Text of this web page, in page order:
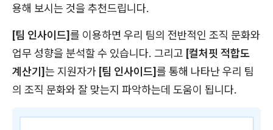
용해 보시는 것을 추천드립니다.
[팀 인사이드]를 이용하면 우리 팀의 전반적인 조직 문화와
업무 성향을 분석할 수 있습니다. 그리고 [컬처핏 적합도
계산기]는 지원자가 [팀 인사이드]를 통해 나타난 우리 팀
의 조직 문화와 잘 맞는지 파악하는데 도움이 됩니다.